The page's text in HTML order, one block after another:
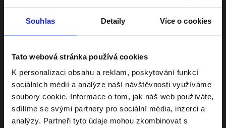
Souhlas Detaily Více o cookies
Tato webová stránka používá cookies
K personalizaci obsahu a reklam, poskytování funkcí
sociálních médií a analýze naší návštěvnosti využíváme
soubory cookie. Informace o tom, jak náš web používáte,
sdílíme se svými partnery pro sociální média, inzerci a
analýzy. Partneři tyto údaje mohou zkombinovat s